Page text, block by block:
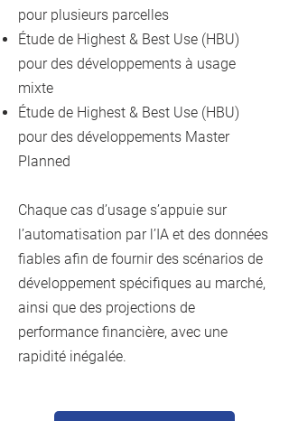
pour plusieurs parcelles
Étude de Highest & Best Use (HBU)
pour des développements à usage
mixte
Étude de Highest & Best Use (HBU)
pour des développements Master
Planned
Chaque cas d’usage s’appuie sur
l’automatisation par l’IA et des données
fiables afin de fournir des scénarios de
développement spécifiques au marché,
ainsi que des projections de
performance financière, avec une
rapidité inégalée.